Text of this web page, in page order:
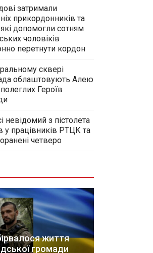
затримали
прикордонників та
допомогли сотням
чоловіків
перетнути кордон
сквері
облаштовують Алею
Героїв
невідомий з пістолета
у працівників РТЦК та
четверо
життя
громади